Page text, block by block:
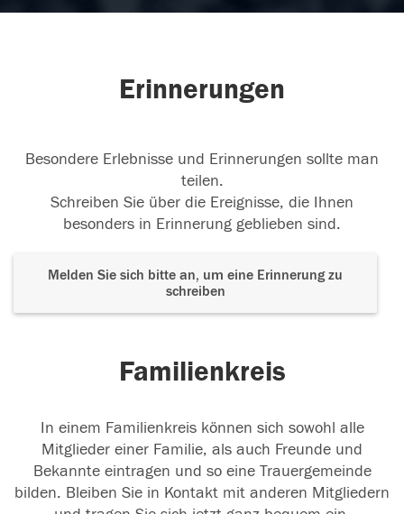
Erinnerungen
Besondere Erlebnisse und Erinnerungen sollte man
teilen.
Schreiben Sie über die Ereignisse, die Ihnen
besonders in Erinnerung geblieben sind.
Melden Sie sich bitte an, um eine Erinnerung zu
schreiben
Familienkreis
In einem Familienkreis können sich sowohl alle
Mitglieder einer Familie, als auch Freunde und
Bekannte eintragen und so eine Trauergemeinde
bilden. Bleiben Sie in Kontakt mit anderen Mitgliedern